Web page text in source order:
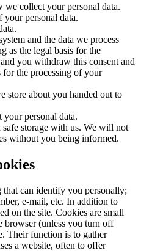
collect your personal data.
your personal data.
and the data we process
as the legal basis for the
you withdraw this consent and
for the processing of your
store about you handed out to
personal data.
storage with us. We will not
without you being informed.
that can identify you personally;
e-mail, etc. In addition to
on the site. Cookies are small
browser (unless you turn off
Their function is to gather
a website, often to offer